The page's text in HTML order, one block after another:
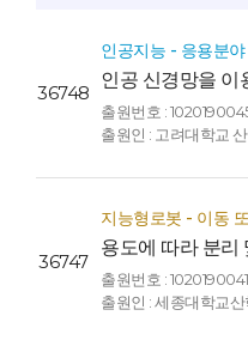
36748
인공지능 - 응용분야
인공 신경망을 이
모델 생성 장치
METHOD FOR
NETWORKS)
출원번호 :
출원인 : 고려대학교
36747
지능형로봇 - 이동
용도에 따라 분리
의 원격 조종 로
remote control
separated and
출원번호 :
출원인 : 세종대학교